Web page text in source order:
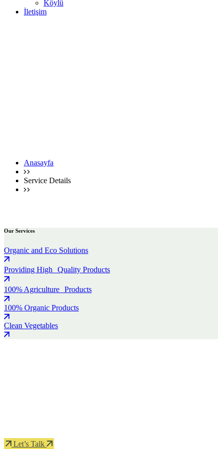
Köylü
İletişim
Anasayfa
Service Details
Our Services
Organic and Eco Solutions
Providing High Quality Products
100% Agriculture Products
100% Organic Products
Clean Vegetables
Let’s Talk